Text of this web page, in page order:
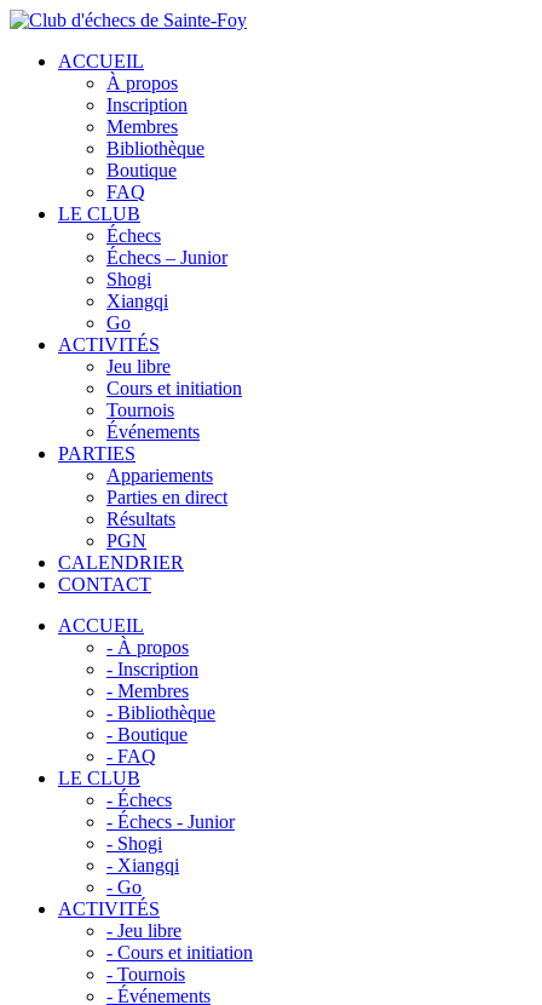
ACCUEIL
À propos
Inscription
Membres
Bibliothèque
Boutique
FAQ
LE CLUB
Échecs
Échecs – Junior
Shogi
Xiangqi
Go
ACTIVITÉS
Jeu libre
Cours et initiation
Tournois
Événements
PARTIES
Appariements
Parties en direct
Résultats
PGN
CALENDRIER
CONTACT
ACCUEIL
- À propos
- Inscription
- Membres
- Bibliothèque
- Boutique
- FAQ
LE CLUB
- Échecs
- Échecs - Junior
- Shogi
- Xiangqi
- Go
ACTIVITÉS
- Jeu libre
- Cours et initiation
- Tournois
- Événements